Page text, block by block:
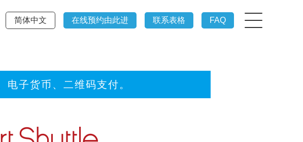
简体中文 在线预约由此进 联系表格 FAQ
子货币、二维码支付。